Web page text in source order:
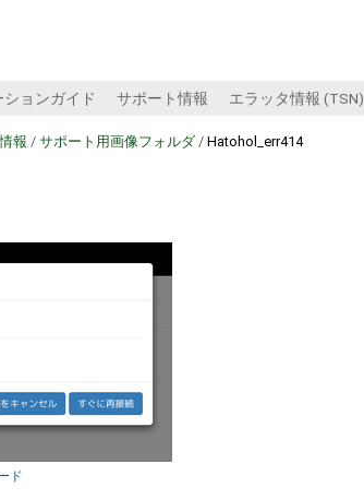
ョンガイド サポート情報 エラッタ情報 (TSN)
報 / サポート用画像フォルダ / Hatohol_err414
ド